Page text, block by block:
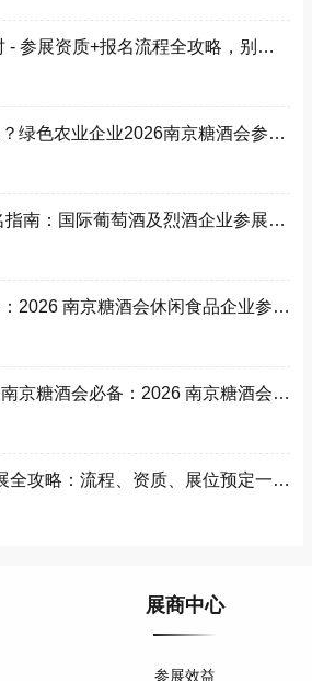
2026南京秋糖倒计时 - 参展资质+报名流程全攻略，别让材料缺失毁了秋糖之旅
怎么报名南京糖酒会？绿色农业企业2026南京糖酒会参展流程与参展资质全解析
2026南京糖酒会报名指南：国际葡萄酒及烈酒企业参展流程、参展资质，解锁南京糖酒会参展方法
南京糖酒会参展必备：2026 南京糖酒会休闲食品企业参展流程与资质文件清单
国际葡萄酒及烈酒展南京糖酒会必备：2026 南京糖酒会参展流程与参展资质详解
2026 南京糖酒会参展全攻略：流程、资质、展位预定一文读懂
展商中心
参展效益